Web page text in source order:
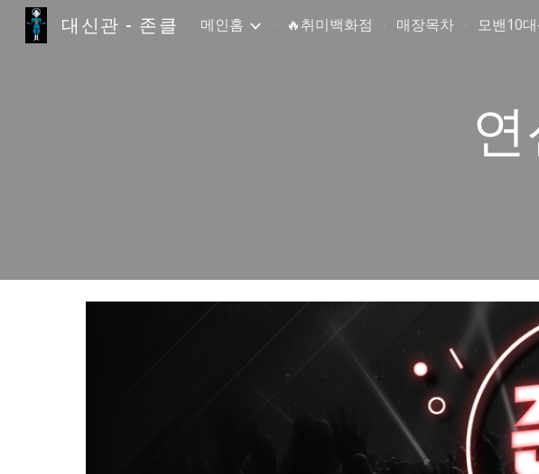
Skip to main content
대신관 - 존클 메인홈 🔥취미백화점 매장목차 모밴10